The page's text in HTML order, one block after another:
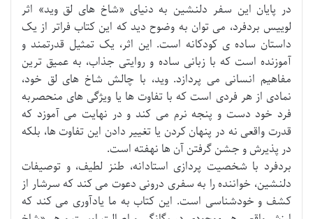
در پایان این سفر دلنشین به دنیای «شاخ های لق وید» اثر
لوییس بردفرد، می توان به وضوح دید که این کتاب فراتر از یک
داستان ساده ی کودکانه است. این اثر، یک تمثیل قدرتمند و
آموزنده است که با زبانی ساده و روایتی جذاب، به عمیق ترین
مفاهیم انسانی می پردازد. وید، با چالش شاخ های لق خود،
نمادی از هر فردی است که با تفاوت ها یا ویژگی های منحصربه
فرد خود دست و پنجه نرم می کند و در نهایت می آموزد که
قدرت واقعی نه در پنهان کردن یا تغییر دادن این تفاوت ها، بلکه
در پذیرش و جشن گرفتن آن ها نهفته است.
بردفرد با شخصیت پردازی استادانه، طنز لطیف، و توصیفات
دلنشین، خواننده را به سفری درونی دعوت می کند که سرشار از
کشف و خودشناسی است. این کتاب به ما یادآوری می کند که